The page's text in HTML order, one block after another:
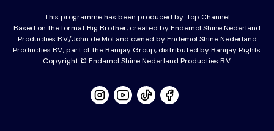
This programme has been produced by:Top Channel
Based on the format Big Brother, created by Endemol Shine Nederland
Producties B.V./John de Mol and owned by Endemol Shine Nederland
Producties BV., part of the Banijay Group, distributed by Banijay Rights.
Copyright © Endamol Shine Nederland Producties B.V.